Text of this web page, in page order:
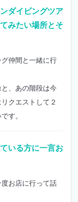
ダイビングツア
みたい場所とそ
仲間と一緒に行
、あの階段は今
クエストして２
す。
いる方に一言お
お店に行って話